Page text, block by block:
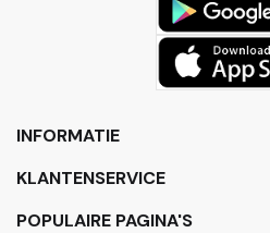
INFORMATIE
KLANTENSERVICE
POPULAIRE PAGINA'S